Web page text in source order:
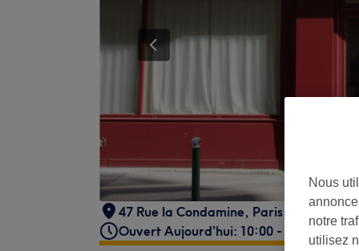
47 Rue la Condamine, Paris
75017
Ouvert Aujourd'hui: 10:00 - 20:00
Nous
notre
utilisez